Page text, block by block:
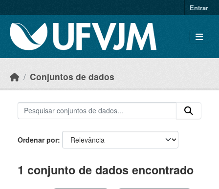
Entrar
Conjuntos de dados
Ordenar por
1 conjunto de dados encontrado